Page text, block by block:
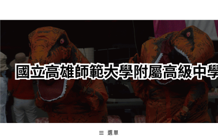
轉
要
內
容
選單